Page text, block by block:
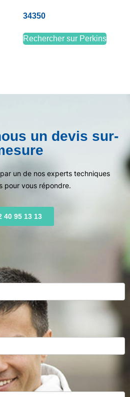
34350
Rechercher sur Perkins
un devis sur-
un de nos experts techniques
pour vous répondre.
40 95 13 13